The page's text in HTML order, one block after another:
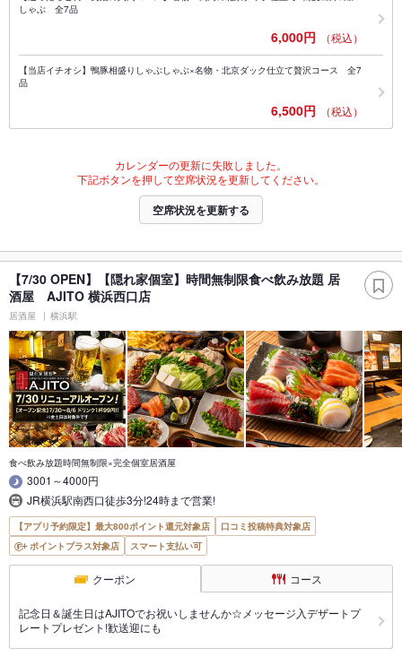
しゃぶ 全7品
6,000円 （税込）
【当店イチオシ】鴨豚相盛りしゃぶしゃぶ×名物・北京ダック仕立て贅沢コース 全7
品
6,500円 （税込）
カレンダーの更新に失敗しました。
下記ボタンを押して空席状況を更新してください。
空席状況を更新する
【7/30 OPEN】【隠れ家個室】時間無制限食べ飲み放題 居
酒屋 AJITO 横浜西口店
居酒屋 横浜駅
食べ飲み放題時間無制限×完全個室居酒屋
3001～4000円
JR横浜駅南西口徒歩3分!24時まで営業!
【アプリ予約限定】最大800ポイント還元対象店
口コミ投稿特典対象店
ポイントプラス対象店
スマート支払い可
クーポン コース
記念日＆誕生日はAJITOでお祝いしませんか☆メッセージ入デザートプ
レートプレゼント!歓送迎にも